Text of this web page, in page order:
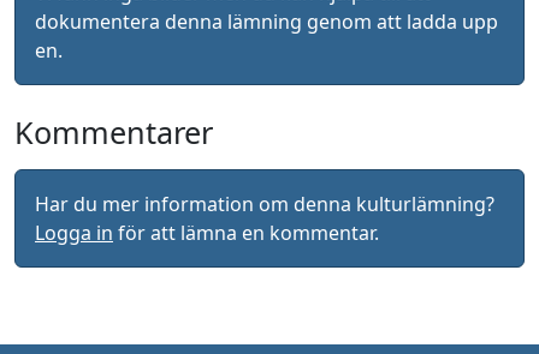
dokumentera denna lämning genom att ladda upp
en.
Kommentarer
Har du mer information om denna kulturlämning?
Logga in för att lämna en kommentar.